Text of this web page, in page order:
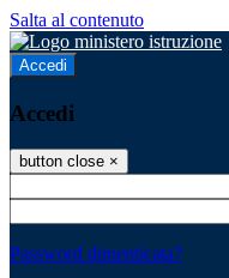
Salta al contenuto
Accedi
Accedi
button close ×
Password dimenticata?